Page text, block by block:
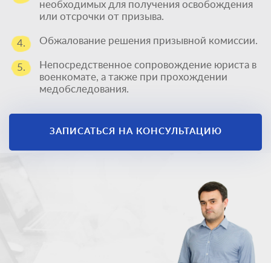
необходимых для получения освобождения
или отсрочки от призыва.
4. Обжалование решения призывной комиссии.
5.
Непосредственное сопровождение юриста в
военкомате, а также при прохождении
медобследования.
ЗАПИСАТЬСЯ НА КОНСУЛЬТАЦИЮ